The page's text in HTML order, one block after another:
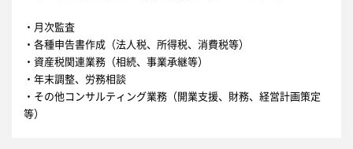
・月次監査
・各種申告書作成（法人税、所得税、消費税等）
・資産税関連業務（相続、事業承継等）
・年末調整、労務相談
・その他コンサルティング業務（開業支援、財務、経営計画策定
等）